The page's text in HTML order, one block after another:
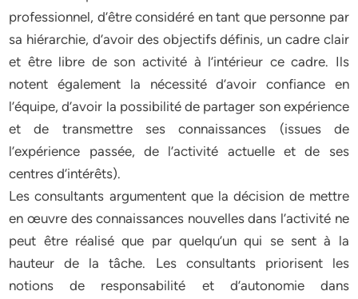
professionnel, d’être considéré en tant que personne par
sa hiérarchie, d’avoir des objectifs définis, un cadre clair
et être libre de son activité à l’intérieur ce cadre. Ils
notent également la nécessité d’avoir confiance en
l’équipe, d’avoir la possibilité de partager son expérience
et de transmettre ses connaissances (issues de
l’expérience passée, de l’activité actuelle et de ses
centres d’intérêts).
Les consultants argumentent que la décision de mettre
en œuvre des connaissances nouvelles dans l’activité ne
peut être réalisé que par quelqu’un qui se sent à la
hauteur de la tâche. Les consultants priorisent les
notions de responsabilité et d’autonomie dans